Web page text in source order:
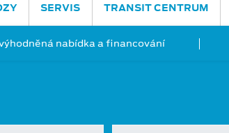
nabídka a financování
SERVIS TRANSIT CENTRUM